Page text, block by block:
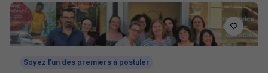
Soyez l'un des premiers à postuler